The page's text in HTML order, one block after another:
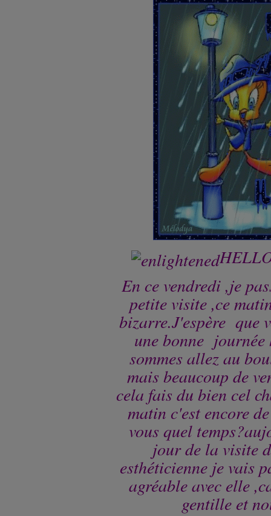
En ce vendredi ,je
petite visite ,ce
bizarre.J'espère que
une bonne journée
sommes allez au
mais beaucoup de
cela fais du bien cel
matin c'est encore
vous quel
jour de la visite
esthéticienne je vais
agréable avec elle
gentille et